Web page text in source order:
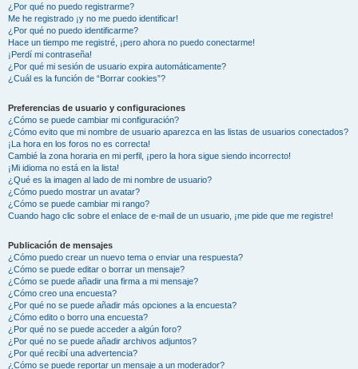
¿Por qué no puedo registrarme?
Me he registrado ¡y no me puedo identificar!
¿Por qué no puedo identificarme?
Hace un tiempo me registré, ¡pero ahora no puedo conectarme!
¡Perdí mi contraseña!
¿Por qué mi sesión de usuario expira automáticamente?
¿Cuál es la función de “Borrar cookies”?
Preferencias de usuario y configuraciones
¿Cómo se puede cambiar mi configuración?
¿Cómo evito que mi nombre de usuario aparezca en las listas de usuarios conectados?
¡La hora en los foros no es correcta!
Cambié la zona horaria en mi perfil, ¡pero la hora sigue siendo incorrecto!
¡Mi idioma no está en la lista!
¿Qué es la imagen al lado de mi nombre de usuario?
¿Cómo puedo mostrar un avatar?
¿Cómo se puede cambiar mi rango?
Cuando hago clic sobre el enlace de e-mail de un usuario, ¡me pide que me registre!
Publicación de mensajes
¿Cómo puedo crear un nuevo tema o enviar una respuesta?
¿Cómo se puede editar o borrar un mensaje?
¿Cómo se puede añadir una firma a mi mensaje?
¿Cómo creo una encuesta?
¿Por qué no se puede añadir más opciones a la encuesta?
¿Cómo edito o borro una encuesta?
¿Por qué no se puede acceder a algún foro?
¿Por qué no se puede añadir archivos adjuntos?
¿Por qué recibí una advertencia?
¿Cómo se puede reportar un mensaje a un moderador?